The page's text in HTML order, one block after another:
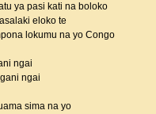
ya pasi kati na boloko
eloko te
lokumu na yo Congo
ngai
ngai
sima na yo